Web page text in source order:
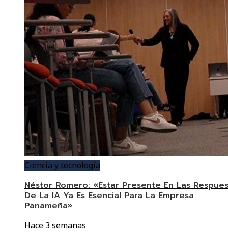
Ciencia y tecnología
Néstor Romero: «Estar Presente En Las
De La IA Ya Es Esencial Para La Empresa
Panameña»
Hace 3 semanas